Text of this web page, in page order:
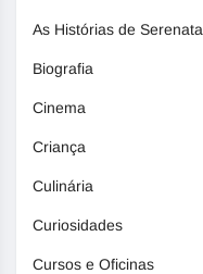
As Histórias de Serenata
Biografia
Cinema
Criança
Culinária
Curiosidades
Cursos e Oficinas